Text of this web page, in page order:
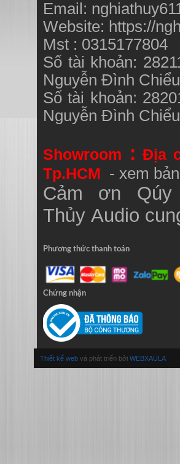
Email:
Website: https://
Mst : 0315177804
Số tài khoản:
Nguyễn Đình
Số tài khoản:
Nguyễn Đình
Showroom : Địa
Tp.HCM - xem
Cảm ơn
Thủy Audio
Phương thức thanh toán
Chứng nhận
Thiết kế web và phát triển bởi WEBXAULA